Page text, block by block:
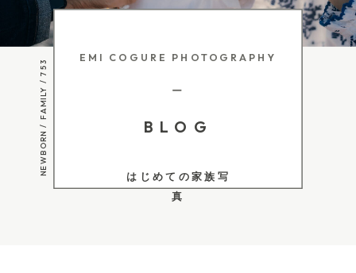
EMI COGURE PHOTOGRAPHY
ー
BLOG
はじめての家族写
真
NEWBORN / FAMILY / 753